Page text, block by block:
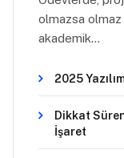
olmazsa
akademik…
2025
Dikkat
İşaret